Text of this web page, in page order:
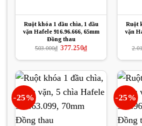
Ruột khóa 1 đầu chìa, 1 đầu
vặn Hafele 916.96.666, 65mm
Đồng thau
503.000₫ Giá
là:
377.250₫Giá
hiện
tại
377.250₫.
Ruột
vặn
-25% -25%